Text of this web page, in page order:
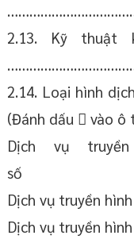
2.13. Kỹ thuật
2.14. Loại hình
(Đánh dấu  vào ô
Dịch vụ
Dịch vụ truyền
Dịch vụ truyền